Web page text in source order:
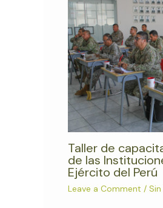
Taller de
de las
Ejército del Perú
Leave a Comment /